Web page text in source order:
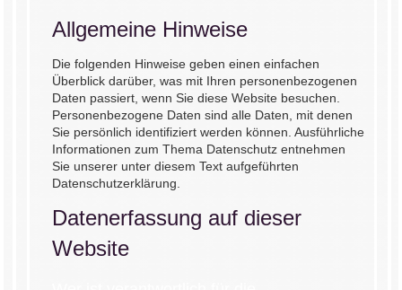
Allgemeine Hinweise
Die folgenden Hinweise geben einen einfachen
Überblick darüber, was mit Ihren personenbezogenen
Daten passiert, wenn Sie diese Website besuchen.
Personenbezogene Daten sind alle Daten, mit denen
Sie persönlich identifiziert werden können. Ausführliche
Informationen zum Thema Datenschutz entnehmen
Sie unserer unter diesem Text aufgeführten
Datenschutzerklärung.
Datenerfassung auf dieser
Website